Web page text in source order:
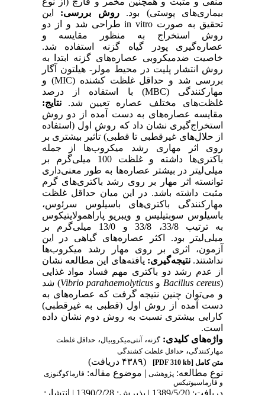
بیماری‌های پوستی) بود.روش بررسی: این
تحقیق به صورت in vitro طراحی شد و از دو
روش استخراج به منظور مقایسه و
عصاره‌گیری پودر گیاه گزنه استفاده شد.
خاصیت ضد‌میکروبی عصاره‌های گزنه ابتدا به
روش انتشار پلیت در محیط مولر- هیلتون آگار
بررسی شد و حداقل غلظت کشنده (MIC) ‌و
مهارکنندگی (MBC) با استفاده از درصد
غلظت‌های مختلف عصاره تعیین شد.نتایج:
مقایسه عصاره‌های به دست آمده از دو روش
استخراج‌گیری نشان داد که روش اول (استفاده
از حلال‌های غیرقطبی تا قطبی) تأثیر بیشتری بر
روی اثر مهاری رشد میکروب‌ها از جمله
باکتری‌ها داشته و غلظت 100 میلی‌گرم بر
میلی‌لیتر در بیشتر عصاره‌ها به طور معنی‌داری
توانسته اثر مهار بر روی رشد‌ باکتری‌های گرم
مثبت داشته باشد. در این میان حداقل غلظت
مهارکنندگی باکتری‌های باسیلوس سرﺋوس،
باسیلوس سوبتیلیس و ویبریو پاراهمولایتیکوس
به ترتیب 33/8، 33/8 و 13/0 میلی‌گرم بر
میلی‌لیتر بود. اکثر عصاره‌های گیاهی در این
آزمون، اثری بر روی مهار رشد میکروب‌ها
نداشتند.نتیجه‌گیری: یافته‌های این مطالعه نشان
از عدم رشد دو باکتری مهم فساد مواد غذایی
(
Bacillus cereus و‌Vibrio parahaemolyticus) شد
و می‌توان چنین نتیجه گرفت که عصاره‌های به
دست آمده از روش اول (قطبی به غیرقطبی)
کارایی بیشتری نسبت به روش دوم نشان داده
است.‌
واژه‌های کلیدی: گزنه، آنتی‌میکروبیال، حداقل غلظت
مهارکنندگی، حداقل غلظت کشندگی
متن کامل[PDF 310 kb]
(۴۳۸۹ دریافت)
نوع مطالعه: پژوهشی| موضوع مقاله: فارماكوگنوزی
و فارماسيوتيكس